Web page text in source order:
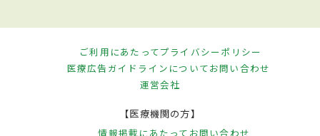
ご利用にあたってプライバシーポリシー
医療広告ガイドラインについてお問い合わせ
運営会社
【医療機関の方】
情報掲載にあたって お問い合わせ